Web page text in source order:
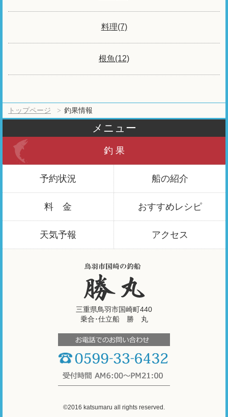
料理(7)
根魚(12)
トップページ 釣果情報
メニュー
釣 果
予約状況 船の紹介
料 金 おすすめレシピ
天気予報 アクセス
三重県鳥羽市国崎町440
乗合･仕立船 勝 丸
©2016 katsumaru all rights reserved.